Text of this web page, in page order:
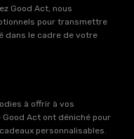
Good Act, nous
pour transmettre
dans le cadre de votre
à offrir à vos
Act ont déniché pour
personnalisables.